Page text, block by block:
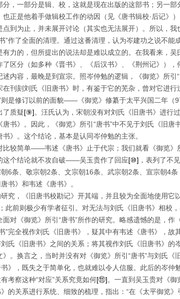
，一部分是辑、校，这就是现在出版的这部书；另一
正是他着手做辑校工作的动因（见《唐书辑校·后记》
到为止，并未展开讨论（其实也无法展开）。所以，我
”作了全面的清理。通过这番清理，认为岑建功之说不
力的，但所提出的说法却是难以成立的。在我看来，吴
区分（如多种《晋书》、《后汉书》、《荆州记》），
内容，最晚是到宣宗。照岑仲勉的逻辑，《御览》所
刊刻刘氏《旧唐书》时，有鉴于它的芜杂，曾对它进
则是修订以前的面貌——《御览》修纂于太平兴国二年（
了质疑[⑨]。汪氏认为，宋朝没有对刘氏《旧唐书》进行
书》。因此，《御览》所引“唐书”中不见于刘氏《旧
》。这个结论，基本是认同岑仲勉的主张。
比较简单——韦述《唐书》止于代宗；我们就看《御览》
这个结论就不攻自破——吴玉贵作了回应[⑩] ，表列了不
6条、敬宗朝2条、文宗朝16条、武宗朝2条、宣宗朝4条
书》和韦述《唐书》。
究，《旧唐书校勘记》开其端，并且较为全面地使用它
此前则极少有学者征引。对无法与刘氏《旧唐书》相校
对《御览》所引“唐书”所作的研究。略感遗憾的是，
”完全视作刘氏《旧唐书》，疑其中有韦述《唐书》，
刘氏《旧唐书》之间的关系；将其视作刘氏《旧唐书》
。换言之，当时并没有对《御览》所引“唐书”与刘氏
》，既失之于简单化，也就难以令人信服。此后的岑
考察这种“对应”关系究竟如何[⑪]。一直到吴玉贵对《御
的关系进行系统、细致的梳理，指出：“在《太平御览》